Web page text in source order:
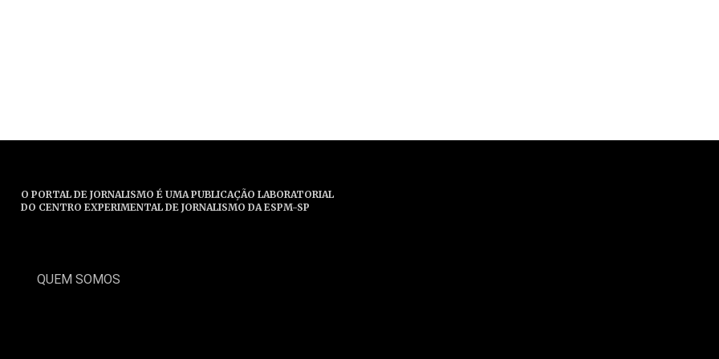
O PORTAL DE JORNALISMO É UMA PUBLICAÇÃO LABORATORIAL
DO CENTRO EXPERIMENTAL DE JORNALISMO DA ESPM-SP
QUEM SOMOS